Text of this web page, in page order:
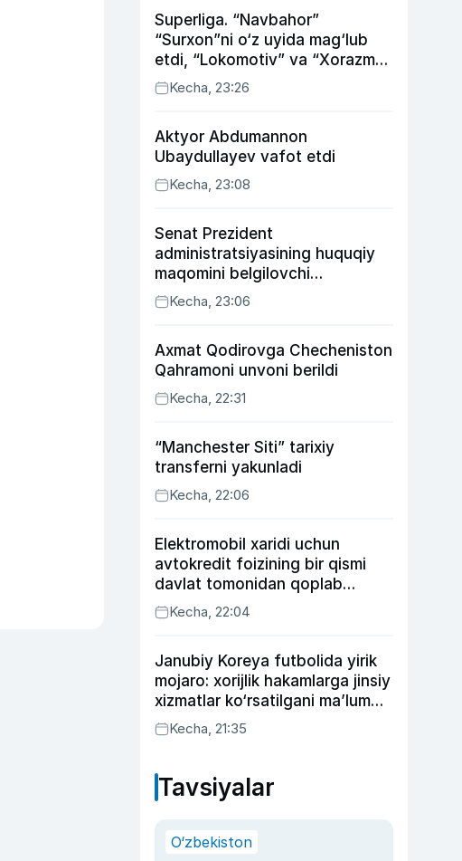
Superliga. “Navbahor”
“Surxon”ni o‘z uyida mag‘lub
etdi, “Lokomotiv” va “Xorazm”
uyda g‘alaba qozondi
Kecha, 23:26
Aktyor Abdu­mannon
Ubaydullayev vafot etdi
Kecha, 23:08
Senat Prezident
administratsiyasining huquqiy
maqomini belgilovchi
konstitutsiyaviy qonunni
ma’qulladi
Kecha, 23:06
Axmat Qodirovga Checheniston
Qahramoni unvoni berildi
Kecha, 22:31
“Manchester Siti” tarixiy
transferni yakunladi
Kecha, 22:06
Elektromobil xaridi uchun
avtokredit foizining bir qismi
davlat tomonidan qoplab
berilishi mumkin
Kecha, 22:04
Janubiy Koreya futbolida yirik
mojaro: xorijlik hakamlarga jinsiy
xizmatlar ko‘rsatilgani ma’lum
qilindi
Kecha, 21:35
Tavsiyalar
O‘zbekiston